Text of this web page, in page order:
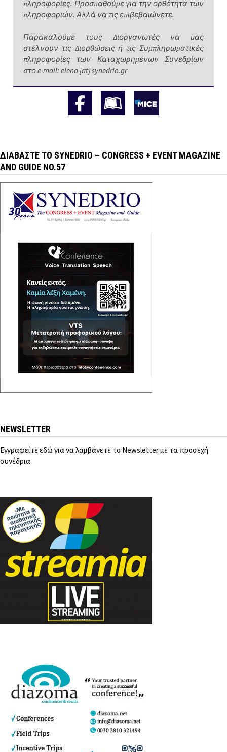
πληροφορίες. Προσπαθούμε για την ορθότητα των
πληροφοριών. Αλλά να τις επιβεβαιώνετε.
Παρακαλούμε τους Διοργανωτές να μας
στέλνουν τις Διορθώσεις ή τις Συμπληρωματικές
πληροφορίες των Καταχωρημένων Συνεδρίων
στο e-mail: elena [at] synedrio.gr
ΔΙΑΒΆΣΤΕ ΤΟ SYNEDRIO – CONGRESS + EVENT MAGAZINE
AND GUIDE NO.57
NEWSLETTER
Εγγραφείτε εδώ για να λαμβάνετε το Newsletter με τα προσεχή
συνέδρια